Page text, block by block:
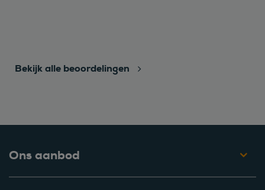
Bekijk alle beoordelingen
Ons aanbod